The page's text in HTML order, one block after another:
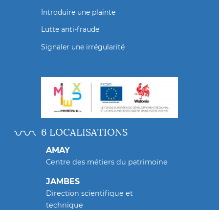
Introduire une plainte
Lutte anti-fraude
Signaler une irrégularité
6 LOCALISATIONS
AMAY
Centre des métiers du patrimoine
JAMBES
Direction scientifique et
technique